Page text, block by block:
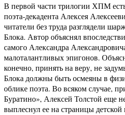
В первой части трилогии ХПМ
поэта-декадента Алексея
читатели без труда разглядели
Блока. Автор объяснял
самого Александра
малоталантливых эпигонов.
конечно, принять на веру, не
Блока должны быть осмеяны в
облике поэта. Во всяком случае,
Буратино», Алексей Толстой еще
выплеснул ее на страницы